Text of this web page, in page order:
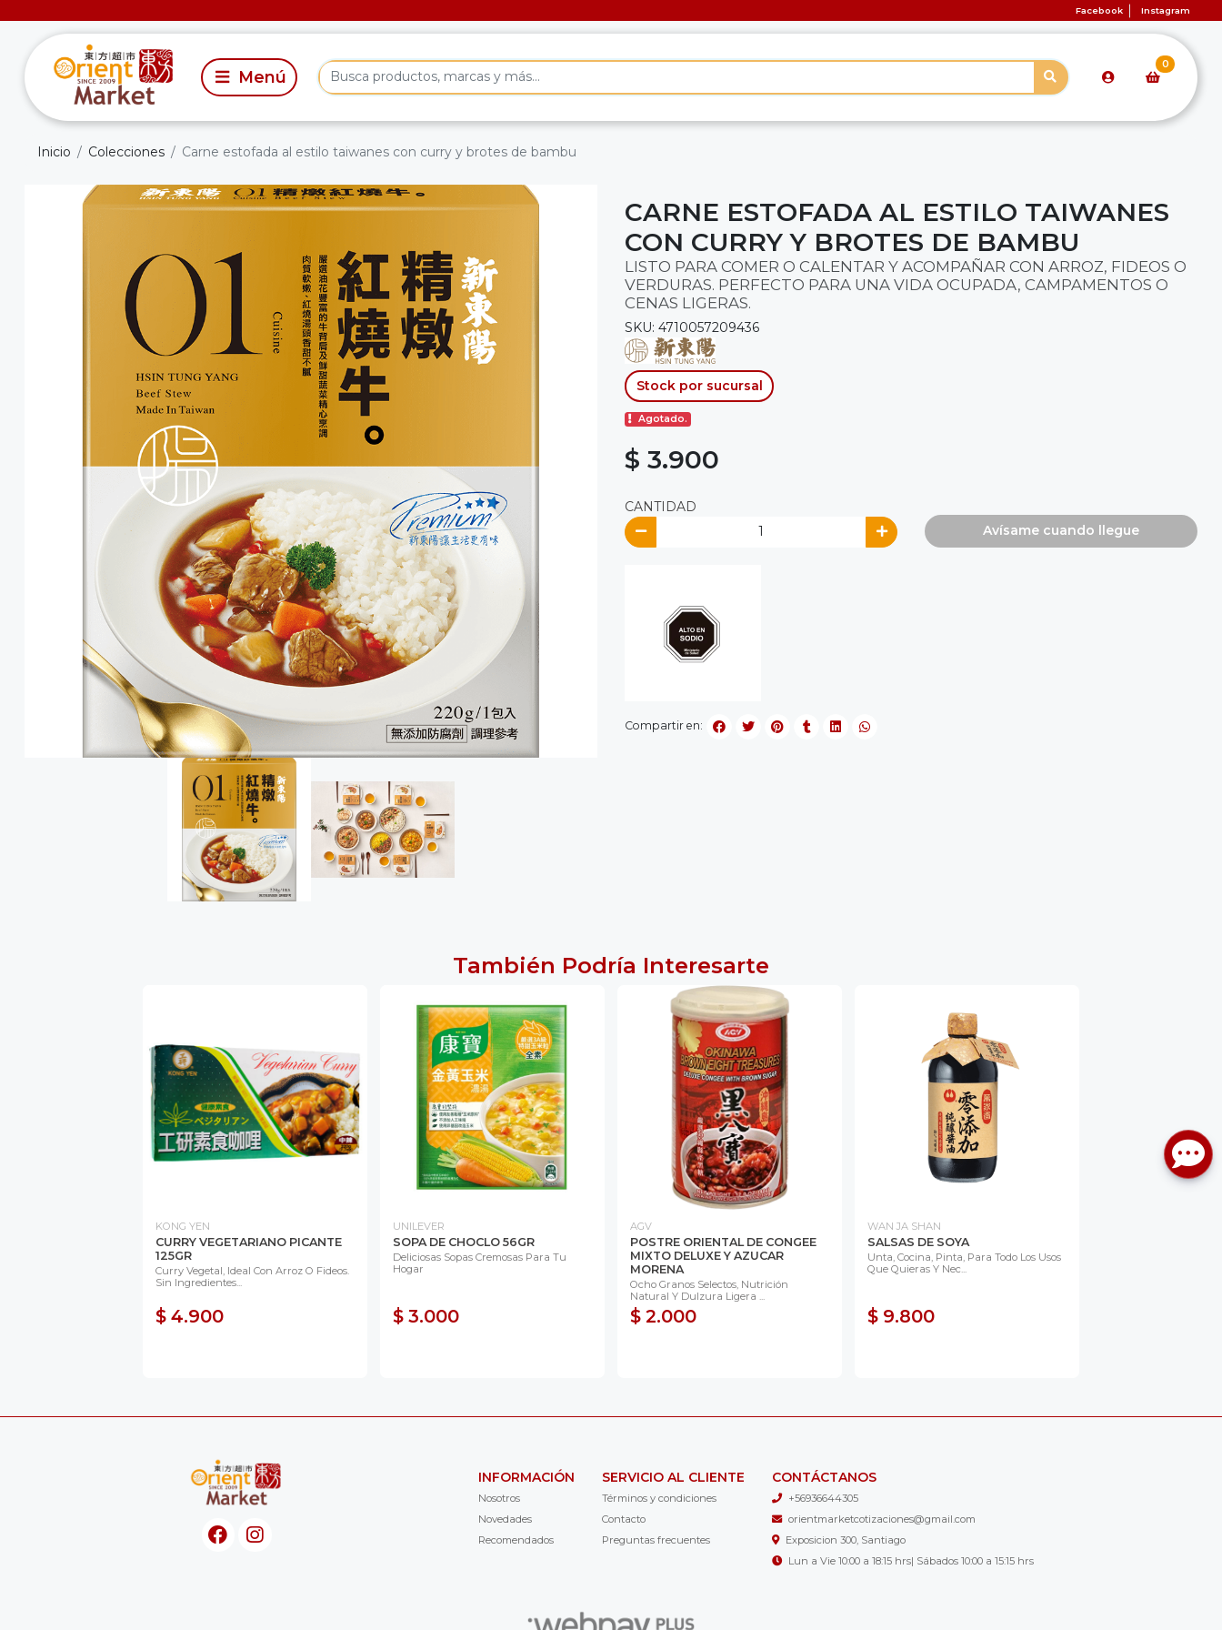
Facebook Instagram
0
Inicio Colecciones Carne estofada al estilo taiwanes con curry y brotes de bambu
CARNE ESTOFADA AL ESTILO TAIWANES
CON CURRY Y BROTES DE BAMBU
LISTO PARA COMER O CALENTAR Y ACOMPAÑAR CON ARROZ, FIDEOS O
VERDURAS. PERFECTO PARA UNA VIDA OCUPADA, CAMPAMENTOS O
CENAS LIGERAS.
SKU: 4710057209436
Stock por sucursal
Agotado.
$ 3.900
CANTIDAD
Avísame cuando llegue
Compartir en:
También Podría Interesarte
KONG YEN
CURRY VEGETARIANO PICANTE
125GR
Curry Vegetal, Ideal Con Arroz O Fideos.
Sin Ingredientes...
$ 4.900
UNILEVER
SOPA DE CHOCLO 56GR
Deliciosas Sopas Cremosas Para Tu
Hogar
$ 3.000
AGV
POSTRE ORIENTAL DE CONGEE
MIXTO DELUXE Y AZUCAR
MORENA
Ocho Granos Selectos, Nutrición
Natural Y Dulzura Ligera ...
$ 2.000
WAN JA SHAN
SALSAS DE SOYA
Unta, Cocina, Pinta, Para Todo Los Usos
Que Quieras Y Nec...
$ 9.800
INFORMACIÓN
Nosotros
Novedades
Recomendados
SERVICIO AL CLIENTE
Términos y condiciones
Contacto
Preguntas frecuentes
CONTÁCTANOS
+56936644305
orientmarketcotizaciones@gmail.com
Exposicion 300, Santiago
Lun a Vie 10:00 a 18:15 hrs| Sábados 10:00 a 15:15 hrs